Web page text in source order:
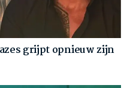
grijpt opnieuw zijn